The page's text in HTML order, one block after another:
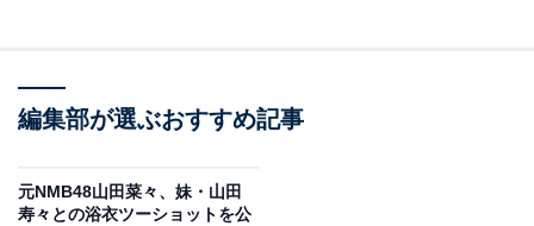
編集部が選ぶおすすめ記事
元NMB48山田菜々、妹・山田
寿々との浴衣ツーショットを公